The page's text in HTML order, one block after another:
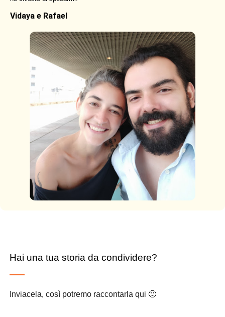
Vidaya e Rafael
Hai una tua storia da condividere?
Inviacela, così potremo raccontarla qui 🙂